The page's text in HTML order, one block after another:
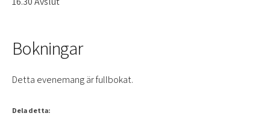
Bokningar
Detta evenemang är fullbokat.
Dela detta: